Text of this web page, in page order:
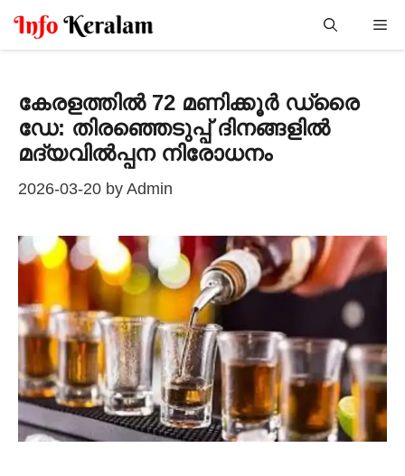
Skip
കേരളത്തിൽ 72 മണിക്കൂർ ഡ്രൈ
ഡേ: തിരഞ്ഞെടുപ്പ് ദിനങ്ങളിൽ
മദ്യവിൽപ്പന നിരോധനം
2026-03-20 by Admin